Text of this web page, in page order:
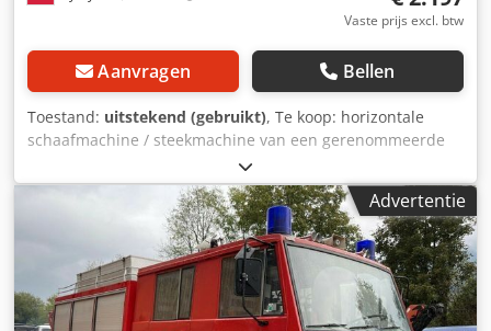
Vaste prijs excl. btw
Aanvragen Bellen
Toestand: uitstekend (gebruikt), Te koop: horizontale
schaafmachine / steekmachine van een gerenommeerde
fabrikant: Ing. Karl Anderle, Steyr (Oostenrijk) Robuuste,
zware industriële machine – ideaal voor werkplaats,
gereedschapsmakerij of productie. 📊 Technische
gegevens: Fabrikant: Ing. Karl Anderle Type: 40 Bouwjaar:
1962 Machinenummer: 948/336 Werksnelheden: 30 / 60 /
90 / 180 slagen/minuut ⚡ Motorgegevens: Fabrikant: FFD
Wien Type: DU 1,5/2/4 Vermogen: 2 / 1,5 pk Spanning: 380
V Stroom: 3,3 / 2,9 A Toerental: 2800 / 1400 tpm
Advertentie